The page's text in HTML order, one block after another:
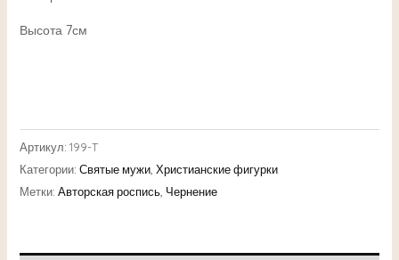
Высота 7см
Артикул: 199-T
Категории: Святые мужи, Христианские фигурки
Метки: Авторская роспись, Чернение